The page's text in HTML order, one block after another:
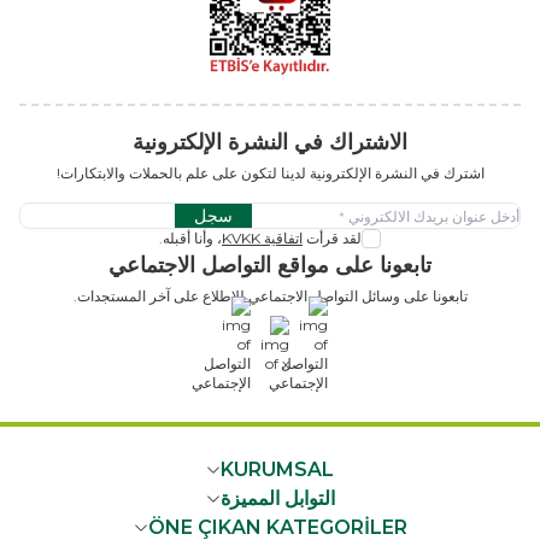
الاشتراك في النشرة الإلكترونية
اشترك في النشرة الإلكترونية لدينا لتكون على علم بالحملات والابتكارات!
سجل
لقد قرأت اتفاقية KVKK ، وأنا أقبله.
تابعونا على مواقع التواصل الاجتماعي
تابعونا على وسائل التواصل الاجتماعي للاطلاع على آخر المستجدات.
x
KURUMSAL
التوابل المميزة
ÖNE ÇIKAN KATEGORİLER